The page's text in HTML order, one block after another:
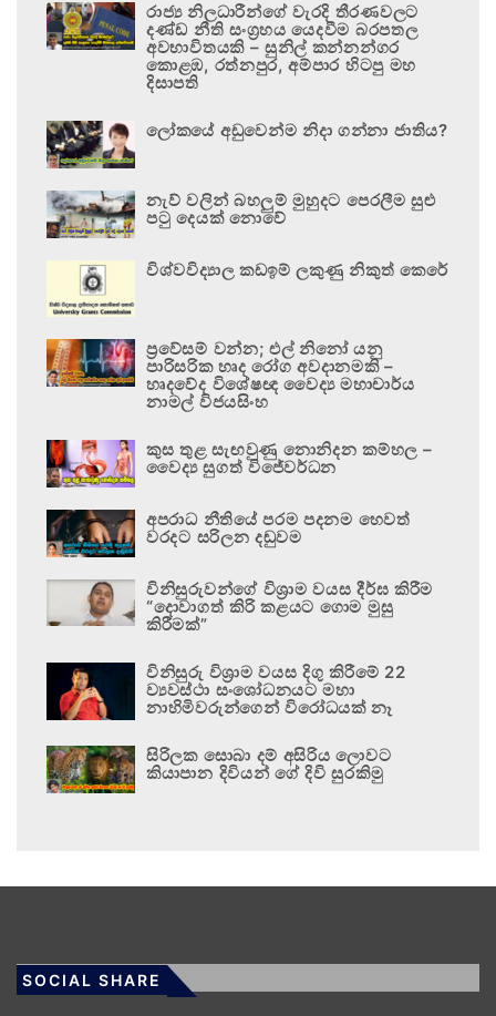
රාජ්‍ය නිලධාරීන්ගේ වැරදි තීරණවලට
දණ්ඩ නීති සංග්‍රහය යෙදවීම බරපතල
අවභාවිතයකි – සුනිල් කන්නන්ගර
කොළඹ, රත්නපුර, අම්පාර හිටපු මහ
දිසාපති
ලෝකයේ අඩුවෙන්ම නිදා ගන්නා ජාතිය?
නැව් වලින් බහලුම් මුහුදට පෙරලීම සුළු
පටු දෙයක් නොවේ
විශ්වවිද්‍යාල කඩඉම් ලකුණු නිකුත් කෙරේ
ප්‍රවේසම් වන්න; එල් නිනෝ යනු
පාරිසරික හෘද රෝග අවදානමකි –
හෘදවේද විශේෂඥ වෛද්‍ය මහාචාර්ය
නාමල් විජයසිංහ
කුස තුළ සැඟවුණු නොනිදන කම්හල –
වෛද්‍ය සුගත් විජේවර්ධන
අපරාධ නීතියේ පරම පදනම හෙවත්
වරදට සරිලන දඬුවම
විනිසුරුවන්ගේ විශ්‍රාම වයස දීර්ඝ කිරීම
“දොවාගත් කිරි කළයට ගොම මුසු
කිරීමක්”
විනිසුරු විශ්‍රාම වයස දිගු කිරීමේ 22
ව්‍යවස්ථා සංශෝධනයට මහා
නාහිමිවරුන්ගෙන් විරෝධයක් නෑ
සිරිලක සොබා දම් අසිරිය ලොවට
කියාපාන දිවියන් ගේ දිවි සුරකිමු
SOCIAL SHARE